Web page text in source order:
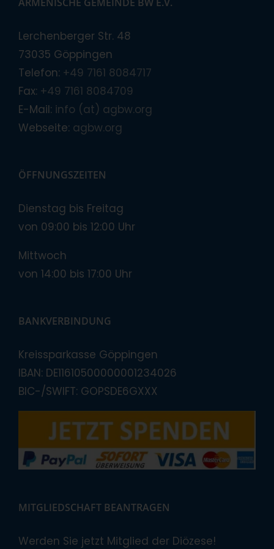
Lerchenberger Str. 48
73035 Göppingen
Telefon: +49 7161 8084717
Fax: +49 7161 8084709
E-Mail: info (at) agbw.org
Webseite: agbw.org
ÖFFNUNGSZEITEN
Dienstag bis Freitag
von 09:00 bis 12:00 Uhr
Mittwoch
von 14:00 bis 17:00 Uhr
BANKVERBINDUNG
Kreissparkasse Göppingen
IBAN: DE11610500000001234026
BIC-/SWIFT: GOPSDE6GXXX
MITGLIEDSCHAFT BEANTRAGEN
Werden Sie jetzt Mitglied der Diözese!